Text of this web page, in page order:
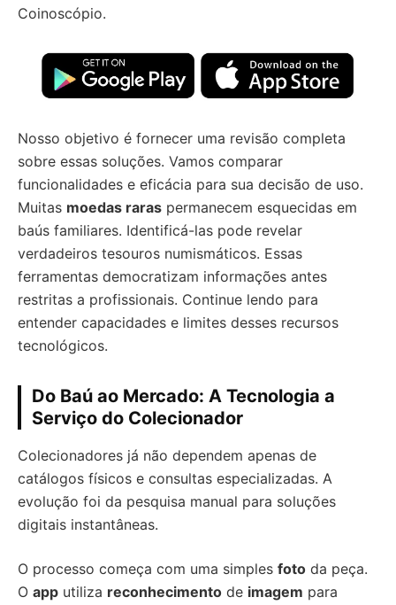
Coinoscópio.
Nosso objetivo é fornecer uma revisão completa
sobre essas soluções. Vamos comparar
funcionalidades e eficácia para sua decisão de uso.
Muitas moedas raras permanecem esquecidas em
baús familiares. Identificá-las pode revelar
verdadeiros tesouros numismáticos. Essas
ferramentas democratizam informações antes
restritas a profissionais. Continue lendo para
entender capacidades e limites desses recursos
tecnológicos.
Do Baú ao Mercado: A Tecnologia a
Serviço do Colecionador
Colecionadores já não dependem apenas de
catálogos físicos e consultas especializadas. A
evolução foi da pesquisa manual para soluções
digitais instantâneas.
O processo começa com uma simples foto da peça.
O app utiliza reconhecimento de imagem para